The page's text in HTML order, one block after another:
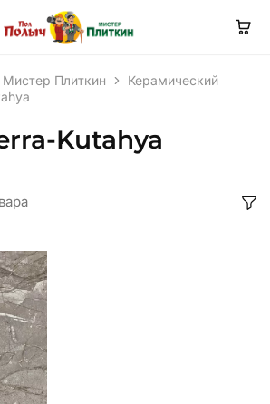
Мистер Плиткин
Керамический
Kutahya